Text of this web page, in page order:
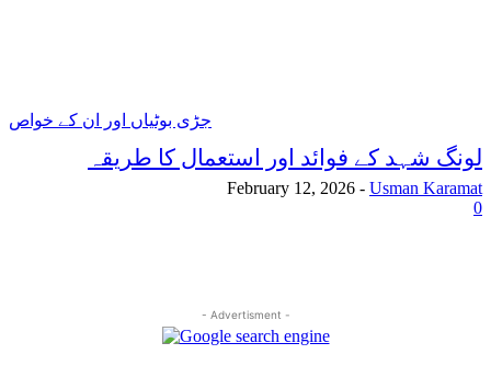
جڑی بوٹیاں اور ان کے خواص
لونگ شہد کے فوائد اور استعمال کا طریقہ
Usman Karamat
-
February 12, 2026
0
- Advertisment -